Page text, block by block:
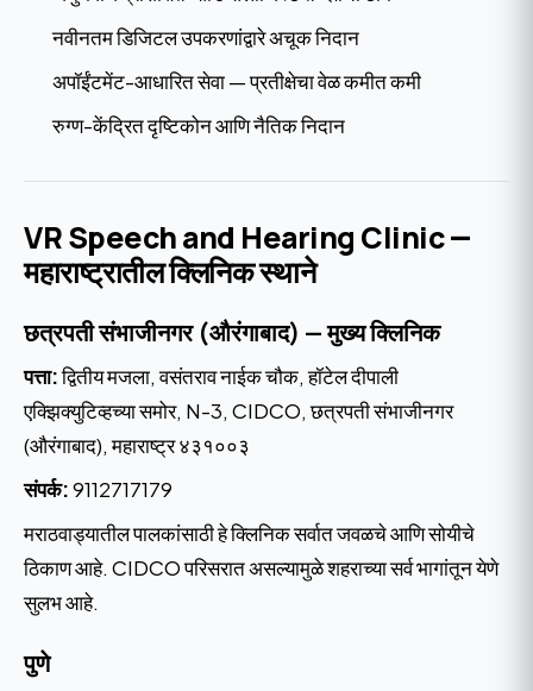
नवीनतम डिजिटल उपकरणांद्वारे अचूक निदान
अपॉईंटमेंट-आधारित सेवा — प्रतीक्षेचा वेळ कमीत कमी
रुग्ण-केंद्रित दृष्टिकोन आणि नैतिक निदान
VR Speech and Hearing Clinic —
महाराष्ट्रातील क्लिनिक स्थाने
छत्रपती संभाजीनगर (औरंगाबाद) — मुख्य क्लिनिक
पत्ता:द्वितीय मजला, वसंतराव नाईक चौक, हॉटेल दीपाली
एक्झिक्युटिव्हच्या समोर, N-3, CIDCO, छत्रपती संभाजीनगर
(औरंगाबाद), महाराष्ट्र ४३१००३
संपर्क:9112717179
मराठवाड्यातील पालकांसाठी हे क्लिनिक सर्वात जवळचे आणि सोयीचे
ठिकाण आहे. CIDCO परिसरात असल्यामुळे शहराच्या सर्व भागांतून येणे
सुलभ आहे.
पुणे